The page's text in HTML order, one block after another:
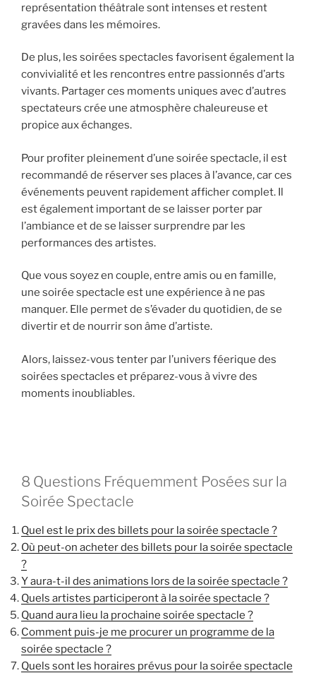
représentation théâtrale sont intenses et restent
gravées dans les mémoires.
De plus, les soirées spectacles favorisent également la
convivialité et les rencontres entre passionnés d’arts
vivants. Partager ces moments uniques avec d’autres
spectateurs crée une atmosphère chaleureuse et
propice aux échanges.
Pour profiter pleinement d’une soirée spectacle, il est
recommandé de réserver ses places à l’avance, car ces
événements peuvent rapidement afficher complet. Il
est également important de se laisser porter par
l’ambiance et de se laisser surprendre par les
performances des artistes.
Que vous soyez en couple, entre amis ou en famille,
une soirée spectacle est une expérience à ne pas
manquer. Elle permet de s’évader du quotidien, de se
divertir et de nourrir son âme d’artiste.
Alors, laissez-vous tenter par l’univers féerique des
soirées spectacles et préparez-vous à vivre des
moments inoubliables.
8 Questions Fréquemment Posées sur la
Soirée Spectacle
Quel est le prix des billets pour la soirée spectacle ?
Où peut-on acheter des billets pour la soirée spectacle
?
Y aura-t-il des animations lors de la soirée spectacle ?
Quels artistes participeront à la soirée spectacle ?
Quand aura lieu la prochaine soirée spectacle ?
Comment puis-je me procurer un programme de la
soirée spectacle ?
Quels sont les horaires prévus pour la soirée spectacle